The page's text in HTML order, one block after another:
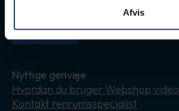
Afvis
InstagramLinkedIn
Nyttige genveje
Hvordan du bruger Webshop video
Kontakt renrumsspecialist